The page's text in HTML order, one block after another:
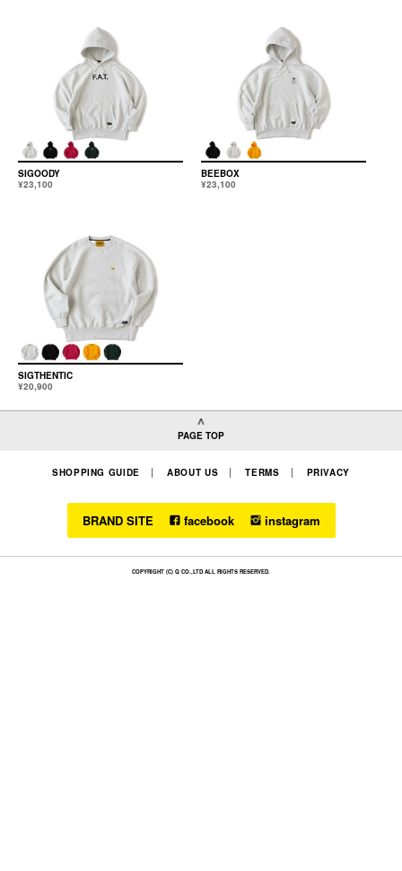
SIGOODY
¥23,100
BEEBOX
¥23,100
SIGTHENTIC
¥20,900
PAGE TOP
SHOPPING GUIDE ABOUT US TERMS PRIVACY
BRAND SITE facebook instagram
COPYRIGHT (C) Q CO.,LTD ALL RIGHTS RESERVED.